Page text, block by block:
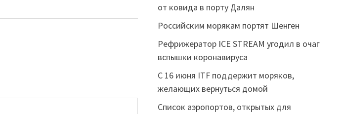
от ковида в порту Далян
Российским морякам портят Шенген
Рефрижератор ICE STREAM угодил в очаг
вспышки коронавируса
С 16 июня ITF поддержит моряков,
желающих вернуться домой
Список аэропортов, открытых для